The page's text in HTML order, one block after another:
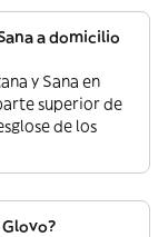
a domicilio
y Sana en
superior de
de los